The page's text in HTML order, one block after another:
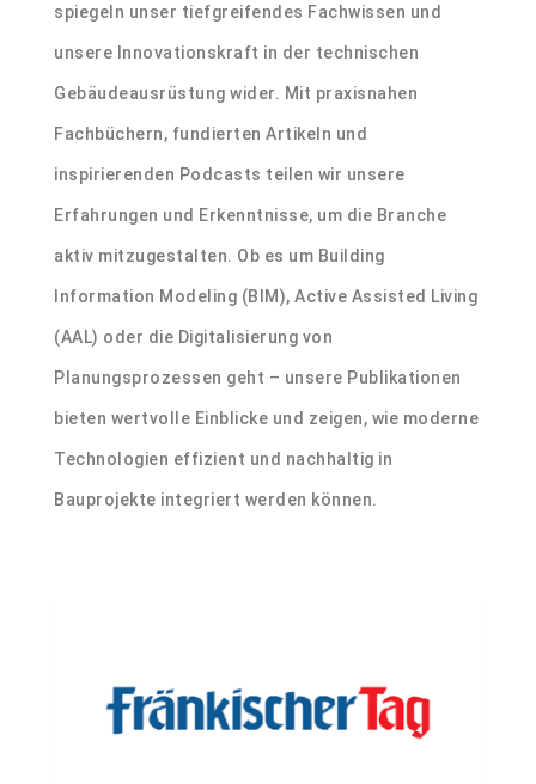
spiegeln unser tiefgreifendes Fachwissen und
unsere Innovationskraft in der technischen
Gebäudeausrüstung wider. Mit praxisnahen
Fachbüchern, fundierten Artikeln und
inspirierenden Podcasts teilen wir unsere
Erfahrungen und Erkenntnisse, um die Branche
aktiv mitzugestalten. Ob es um Building
Information Modeling (BIM), Active Assisted Living
(AAL) oder die Digitalisierung von
Planungsprozessen geht – unsere Publikationen
bieten wertvolle Einblicke und zeigen, wie moderne
Technologien effizient und nachhaltig in
Bauprojekte integriert werden können.